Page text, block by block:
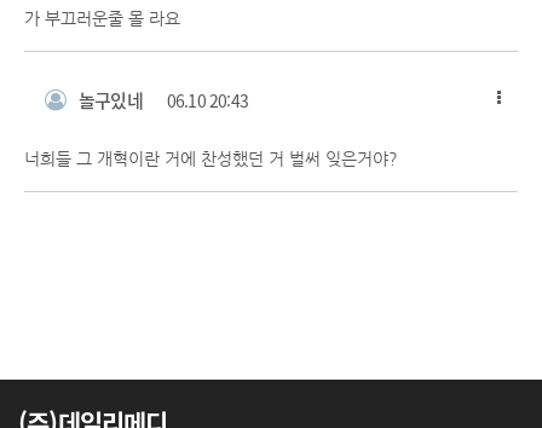
가 부끄러운줄 몰 라요
놀구있네 06.10 20:43
너희들 그 개혁이란 거에 찬성했던 거 벌써 잊은거야?